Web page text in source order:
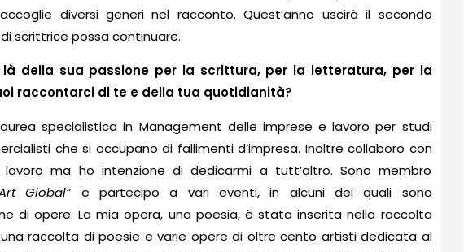
diversi generi nel racconto. Quest’anno uscirà il secondo
scrittrice possa continuare.
là della sua passione per la scrittura, per la letteratura, per la
raccontarci di te e della tua quotidianità?
specialistica in Management delle imprese e lavoro per studi
che si occupano di fallimenti d’impresa. Inoltre collaboro con
ma ho intenzione di dedicarmi a tutt’altro. Sono membro
Global”e partecipo a vari eventi, in alcuni dei quali sono
di opere. La mia opera, una poesia, è stata inserita nella raccolta
raccolta di poesie e varie opere di oltre cento artisti dedicata al